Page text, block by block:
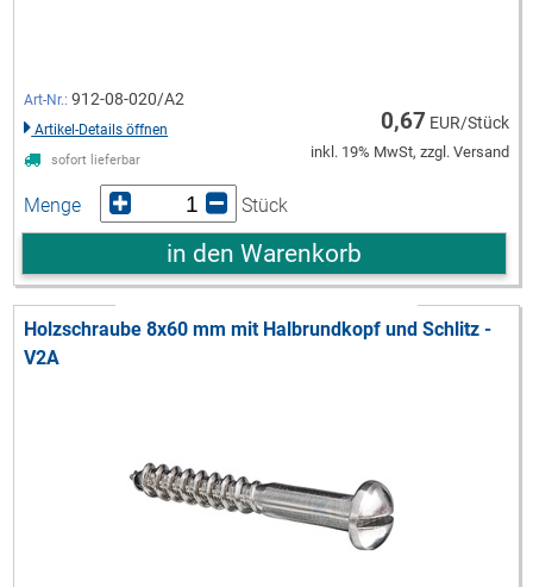
Art-Nr.: 912-08-020/A2
Artikel-Details öffnen
sofort lieferbar
0,67 EUR/Stück
inkl. 19% MwSt, zzgl. Versand
Menge Stück
in den Warenkorb
Holzschraube 8x60 mm mit Halbrundkopf und Schlitz -
V2A